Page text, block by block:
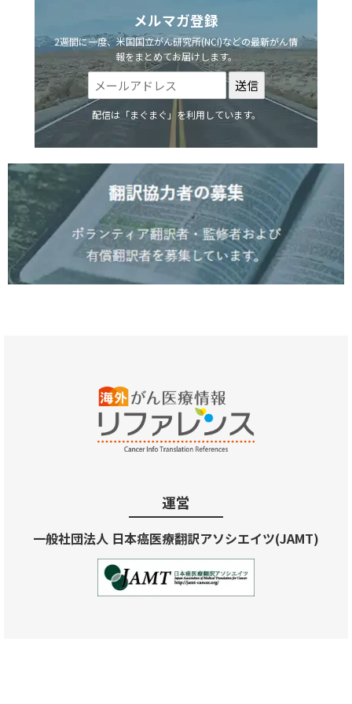
メルマガ登録
2週間に一度、米国国立がん研究所(NCI)などの最新がん情
報をまとめてお届けします。
配信は「まぐまぐ」を利用しています。
運営
一般社団法人 日本癌医療翻訳アソシエイツ(JAMT)